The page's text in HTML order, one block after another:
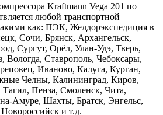
Kraftmann Vega 201 по
любой транспортной
как: ПЭК, Желдорэкспедиция в
Сочи, Брянск, Архангельск,
Сургут, Орёл, Улан-Удэ, Тверь,
Вологда, Ставрополь, Чебоксары,
Иваново, Калуга, Курган,
Челны, Калининград, Киров,
Пенза, Смоленск, Чита,
Амуре, Шахты, Братск, Энгельс,
и т.д.